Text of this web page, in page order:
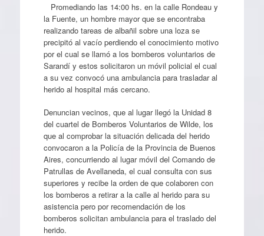
Promediando las 14:00 hs. en la calle Rondeau y
la Fuente, un hombre mayor que se encontraba
realizando tareas de albañil sobre una loza se
precipitó al vacío perdiendo el conocimiento motivo
por el cual se llamó a los bomberos voluntarios de
Sarandí y estos solicitaron un móvil policial el cual
a su vez convocó una ambulancia para trasladar al
herido al hospital más cercano.
Denuncian vecinos, que al lugar llegó la Unidad 8
del cuartel de Bomberos Voluntarios de Wilde, los
que al comprobar la situación delicada del herido
convocaron a la Policía de la Provincia de Buenos
Aires, concurriendo al lugar móvil del Comando de
Patrullas de Avellaneda, el cual consulta con sus
superiores y recibe la orden de que colaboren con
los bomberos a retirar a la calle al herido para su
asistencia pero por recomendación de los
bomberos solicitan ambulancia para el traslado del
herido.